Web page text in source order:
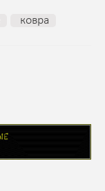
ковра